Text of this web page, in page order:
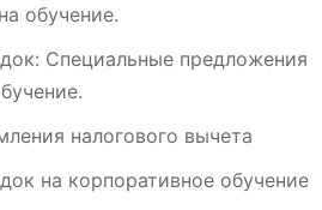
обучение.
Специальные предложения
налогового вычета
на корпоративное обучение